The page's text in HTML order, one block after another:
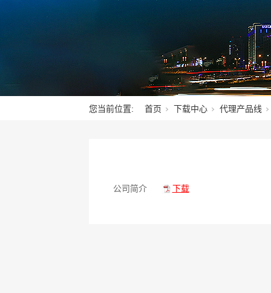
您当前位置: 首页 下载中心 代理产品线
公司简介 下载